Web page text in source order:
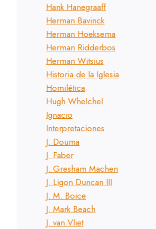
Hank Hanegraaff
Herman Bavinck
Herman Hoeksema
Herman Ridderbos
Herman Witsius
Historia de la Iglesia
Homilética
Hugh Whelchel
Ignacio
Interpretaciones
J. Douma
J. Faber
J. Gresham Machen
J. Ligon Duncan III
J. M. Boice
J. Mark Beach
J. van Vliet